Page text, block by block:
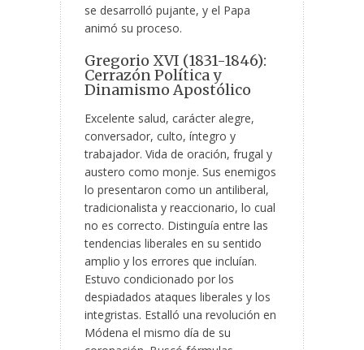
se desarrolló pujante, y el Papa
animó su proceso.
Gregorio XVI (1831-1846):
Cerrazón Política y
Dinamismo Apostólico
Excelente salud, carácter alegre,
conversador, culto, íntegro y
trabajador. Vida de oración, frugal y
austero como monje. Sus enemigos
lo presentaron como un antiliberal,
tradicionalista y reaccionario, lo cual
no es correcto. Distinguía entre las
tendencias liberales en su sentido
amplio y los errores que incluían.
Estuvo condicionado por los
despiadados ataques liberales y los
integristas. Estalló una revolución en
Módena el mismo día de su